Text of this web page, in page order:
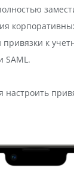
к
SAML.